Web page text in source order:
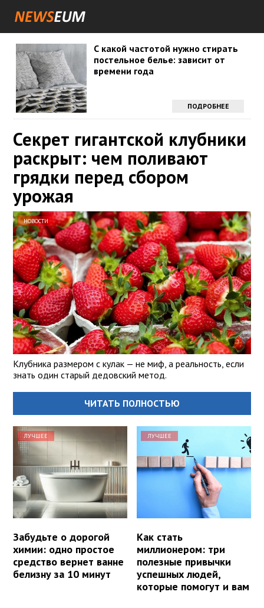
С какой частотой нужно стирать
постельное белье: зависит от
времени года
ПОДРОБНЕЕ
Секрет гигантской клубники
раскрыт: чем поливают
грядки перед сбором
урожая
НОВОСТИ
Клубника размером с кулак — не миф, а реальность, если
знать один старый дедовский метод.
ЧИТАТЬ ПОЛНОСТЬЮ
ЛУЧШЕЕ
Забудьте о дорогой
химии: одно простое
средство вернет ванне
белизну за 10 минут
ЛУЧШЕЕ
Как стать
миллионером: три
полезные привычки
успешных людей,
которые помогут и вам